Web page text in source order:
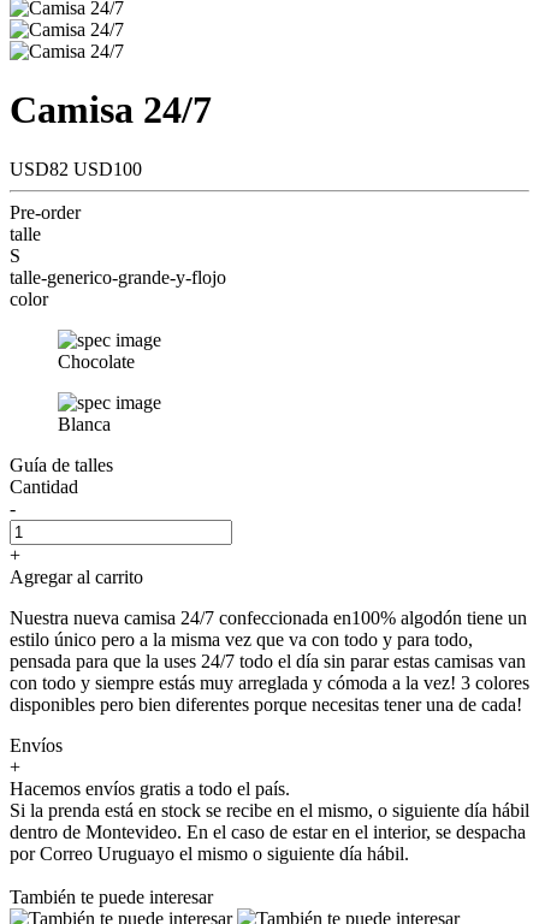
Camisa 24/7
USD82 USD100
Pre-order
talle
S
talle-generico-grande-y-flojo
color
Chocolate
Blanca
Guía de talles
Cantidad
-
+
Agregar al carrito
Nuestra nueva camisa 24/7 confeccionada en100% algodón tiene un
estilo único pero a la misma vez que va con todo y para todo,
pensada para que la uses 24/7 todo el día sin parar estas camisas van
con todo y siempre estás muy arreglada y cómoda a la vez! 3 colores
disponibles pero bien diferentes porque necesitas tener una de cada!
Envíos
+
Hacemos envíos gratis a todo el país.
Si la prenda está en stock se recibe en el mismo, o siguiente día hábil
dentro de Montevideo. En el caso de estar en el interior, se despacha
por Correo Uruguayo el mismo o siguiente día hábil.
También te puede interesar